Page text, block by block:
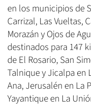
en los municipios de
Carrizal, Las Vueltas,
Morazán y Ojos de
destinados para 147
de El Rosario, San
Talnique y Jicalpa en
Ana, Jerusalén en La
Yayantique en La